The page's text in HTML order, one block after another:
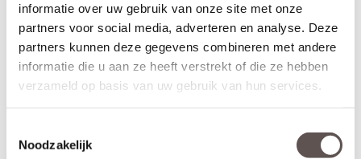
informatie over uw gebruik van onze site met onze
partners voor social media, adverteren en analyse. Deze
partners kunnen deze gegevens combineren met andere
informatie die u aan ze heeft verstrekt of die ze hebben
verzameld op basis van uw gebruik van hun services.
Noodzakelijk
+ RVS cilinderrozet (twee zijden)